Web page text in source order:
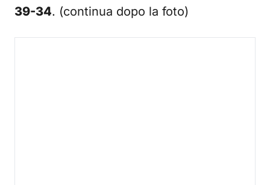
39-34. (continua dopo la foto)